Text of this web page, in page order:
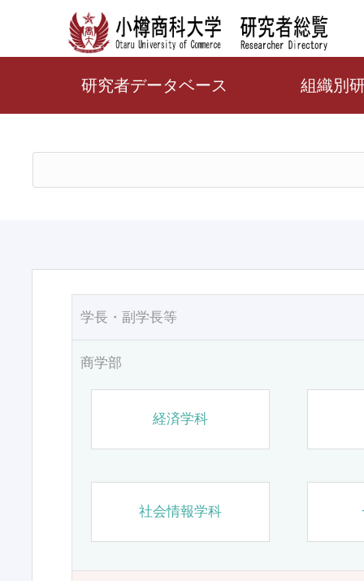
研究者データベース 組織別
学長・副学長等
商学部
経済学科
社会情報学科